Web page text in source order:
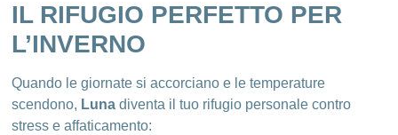
IL RIFUGIO PERFETTO PER
L’INVERNO
Quando le giornate si accorciano e le temperature
scendono, Luna diventa il tuo rifugio personale contro
stress e affaticamento: